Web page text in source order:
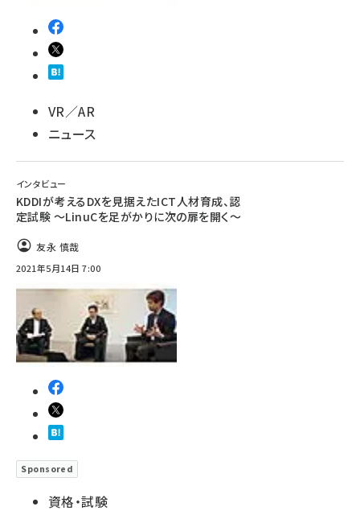
VR／AR
ニュース
インタビュー
KDDIが考えるDXを見据えたICT人材育成、認
定試験 ～LinuCを足がかりに次の扉を開く～
友永 慎哉
2021年5月14日 7:00
Sponsored
資格・試験